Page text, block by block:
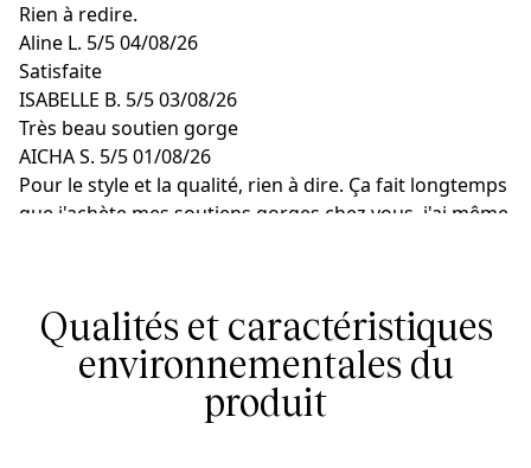
Rien à redire.
Aline L. 5/504/08/26
Satisfaite
ISABELLE B. 5/503/08/26
Très beau soutien gorge
AICHA S. 5/501/08/26
Pour le style et la qualité, rien à dire. Ça fait longtemps
que j'achète mes soutiens gorges chez vous, j'ai même
mettre. Souvent, il faut faire recours à des extensions,
sinon c'est trop court. Je pense que vous pouvez
élargir légèrement le dos pour faciliter, sinon ça serre
Qualités et caractéristiques
environnementales du
produit